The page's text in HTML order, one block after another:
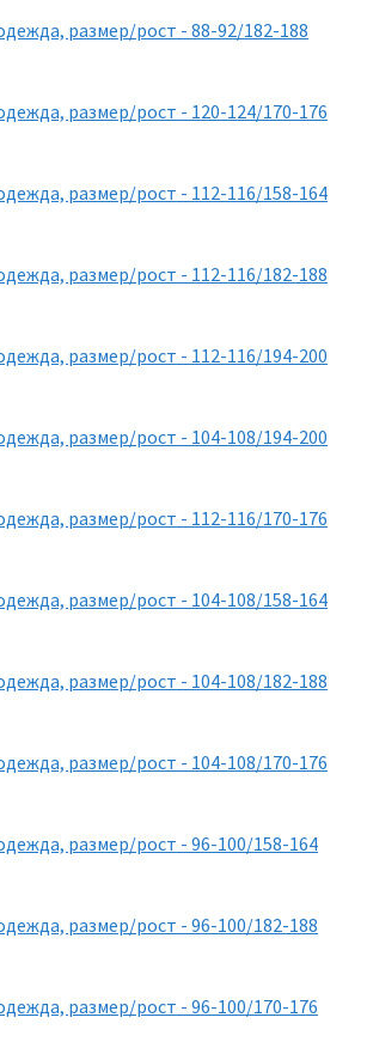
размер/рост - 88-92/182-188
размер/рост - 120-124/170-176
размер/рост - 112-116/158-164
размер/рост - 112-116/182-188
размер/рост - 112-116/194-200
размер/рост - 104-108/194-200
размер/рост - 112-116/170-176
размер/рост - 104-108/158-164
размер/рост - 104-108/182-188
размер/рост - 104-108/170-176
размер/рост - 96-100/158-164
размер/рост - 96-100/182-188
размер/рост - 96-100/170-176